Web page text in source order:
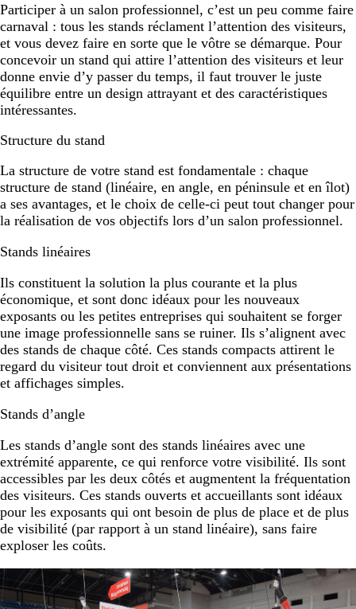
Participer à un salon professionnel, c’est un peu comme faire
carnaval : tous les stands réclament l’attention des visiteurs,
et vous devez faire en sorte que le vôtre se démarque. Pour
concevoir un stand qui attire l’attention des visiteurs et leur
donne envie d’y passer du temps, il faut trouver le juste
équilibre entre un design attrayant et des caractéristiques
intéressantes.
Structure du stand
La structure de votre stand est fondamentale : chaque
structure de stand (linéaire, en angle, en péninsule et en îlot)
a ses avantages, et le choix de celle-ci peut tout changer pour
la réalisation de vos objectifs lors d’un salon professionnel.
Stands linéaires
Ils constituent la solution la plus courante et la plus
économique, et sont donc idéaux pour les nouveaux
exposants ou les petites entreprises qui souhaitent se forger
une image professionnelle sans se ruiner. Ils s’alignent avec
des stands de chaque côté. Ces stands compacts attirent le
regard du visiteur tout droit et conviennent aux présentations
et affichages simples.
Stands d’angle
Les stands d’angle sont des stands linéaires avec une
extrémité apparente, ce qui renforce votre visibilité. Ils sont
accessibles par les deux côtés et augmentent la fréquentation
des visiteurs. Ces stands ouverts et accueillants sont idéaux
pour les exposants qui ont besoin de plus de place et de plus
de visibilité (par rapport à un stand linéaire), sans faire
exploser les coûts.